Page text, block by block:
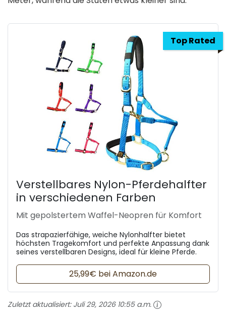
Top Rated
Verstellbares Nylon-Pferdehalfter
in verschiedenen Farben
Mit gepolstertem Waffel-Neopren für Komfort
Das strapazierfähige, weiche Nylonhalfter bietet
höchsten Tragekomfort und perfekte Anpassung dank
seines verstellbaren Designs, ideal für kleine Pferde.
25,99€ bei Amazon.de
Zuletzt aktualisiert: Juli 29, 2026 10:55 a.m.